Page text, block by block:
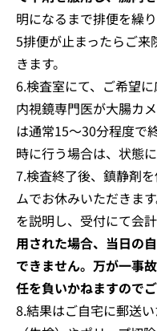
明になるまで排便を繰
5排便が止まったらご来
きます。
6.検査室にて、ご希望に
内視鏡専門医が大腸カ
は通常15〜30分程度で
時に行う場合は、状態
7.検査終了後、鎮静剤
ムでお休みいただきま
を説明し、受付にて会
用された場合、当日の
できません。万が一事
任を負いかねますので
8.結果はご自宅に郵送